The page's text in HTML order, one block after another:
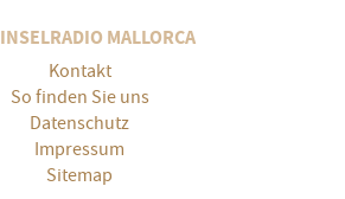
MALLORCA
Kontakt
So finden Sie uns
Datenschutz
Impressum
Sitemap